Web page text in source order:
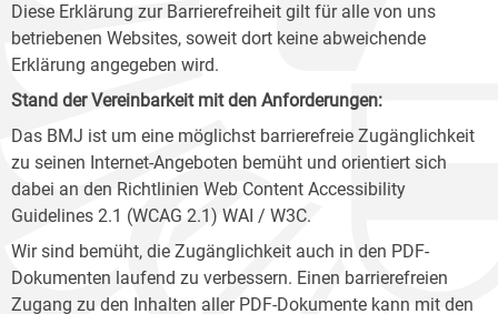
Diese Erklärung zur Barrierefreiheit gilt für alle von uns
betriebenen Websites, soweit dort keine abweichende
Erklärung angegeben wird.
Stand der Vereinbarkeit mit den Anforderungen:
Das BMJ ist um eine möglichst barrierefreie Zugänglichkeit
zu seinen Internet-Angeboten bemüht und orientiert sich
dabei an den Richtlinien Web Content Accessibility
Guidelines 2.1 (WCAG 2.1) WAI / W3C.
Wir sind bemüht, die Zugänglichkeit auch in den PDF-
Dokumenten laufend zu verbessern. Einen barrierefreien
Zugang zu den Inhalten aller PDF-Dokumente kann mit den